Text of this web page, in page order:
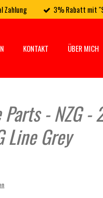
Zahlung 3% Rabatt mit
KONTAKT ÜBER MICH
Parts - NZG -
Line Grey